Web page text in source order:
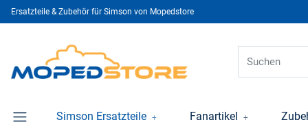
Ersatzteile & Zubehör für Simson von Mopedstore
Simson Ersatzteile Fanartikel